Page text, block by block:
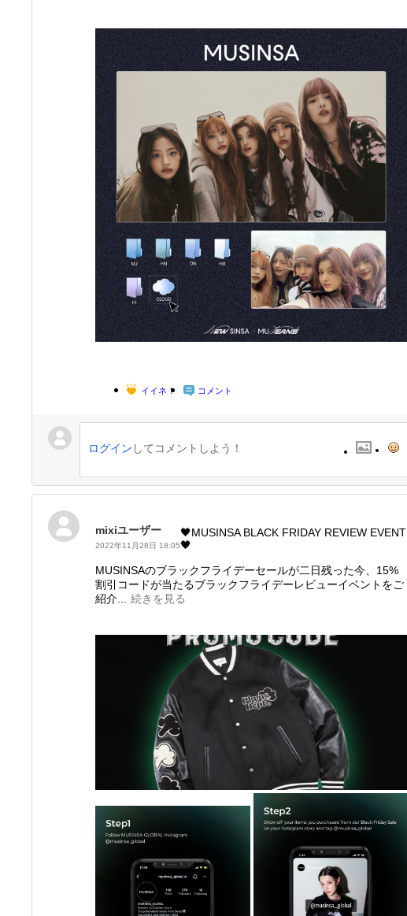
イイネ！ コメント
ログイン してコメントしよう！
mixiユーザー
2022年11月28日 18:05
🖤MUSINSA BLACK FRIDAY REVIEW EVENT
🖤
MUSINSAのブラックフライデーセールが二日残った今、15%
割引コードが当たるブラックフライデーレビューイベントをご
紹介...
続きを見る